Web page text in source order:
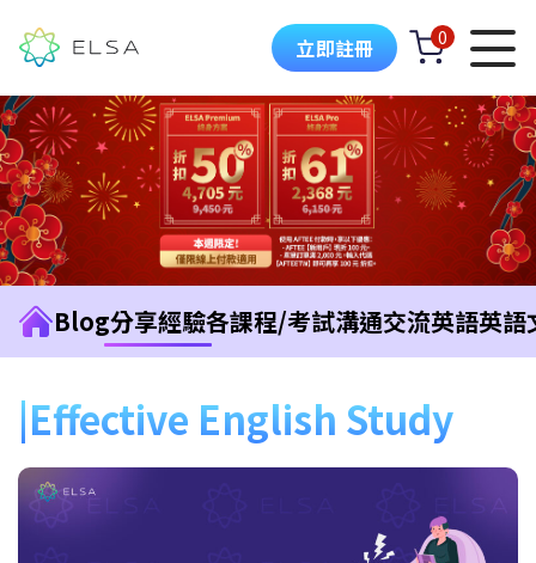
立即註冊 0
Blog分享經驗各課程/考試溝通交流英語英語
Effective English Study